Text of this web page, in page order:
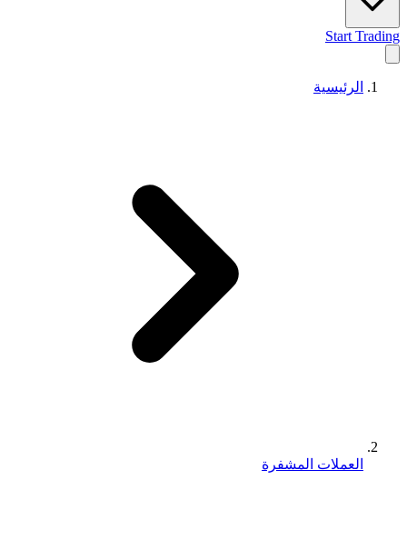
Start Trading
الرئيسية
العملات المشفرة